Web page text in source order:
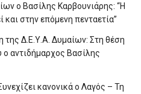
ο Βασίλης Καρβουνιάρης: “Η
και στην επόμενη πενταετία”
της Δ.Ε.Υ.Α. Δυμαίων: Στη θέση
αντιδήμαρχος Βασίλης
κανονικά ο Λαγός – Τη